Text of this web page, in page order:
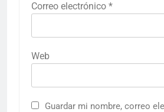
Correo electrónico *
Web
Guardar mi nombre, correo